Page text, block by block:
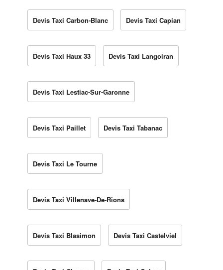
Devis Taxi Carbon-Blanc Devis Taxi Capian
Devis Taxi Haux 33 Devis Taxi Langoiran
Devis Taxi Lestiac-Sur-Garonne
Devis Taxi Paillet Devis Taxi Tabanac
Devis Taxi Le Tourne
Devis Taxi Villenave-De-Rions
Devis Taxi Blasimon Devis Taxi Castelviel